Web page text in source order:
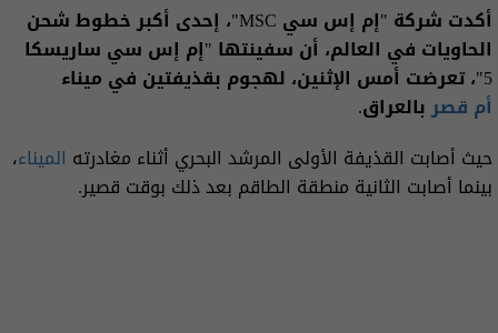
أكدت شركة "إم إس سي MSC"، إحدى أكبر خطوط شحن
الحاويات في العالم، أن سفينتها "إم إس سي ساريسكا
5"، تعرضت أمس الإثنين، لهجوم بقذيفتين في ميناء
أم قصربالعراق.
حيث أصابت القذيفة الأولى المرشد البحري أثناء مغادرته الميناء،
بينما أصابت الثانية منطقة الطاقم بعد ذلك بوقت قصير.